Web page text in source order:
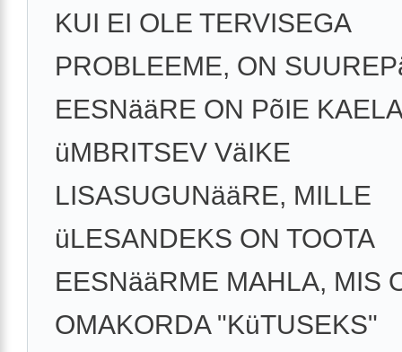
KUI EI OLE TERVISEGA
PROBLEEME, ON
EESNääRE ON PõIE KAELA
üMBRITSEV VäIKE
LISASUGUNääRE, MILLE
üLESANDEKS ON TOOTA
EESNääRME MAHLA, MIS
OMAKORDA "KüTUSEKS"